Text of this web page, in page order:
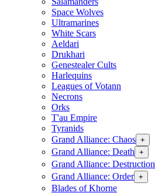
Space Wolves
Ultramarines
White Scars
Aeldari
Drukhari
Genestealer Cults
Harlequins
Leagues of Votann
Necrons
Orks
T'au Empire
Tyranids
Grand Alliance: Chaos +
Grand Alliance: Death +
Grand Alliance: Destruction
Grand Alliance: Order +
Blades of Khorne